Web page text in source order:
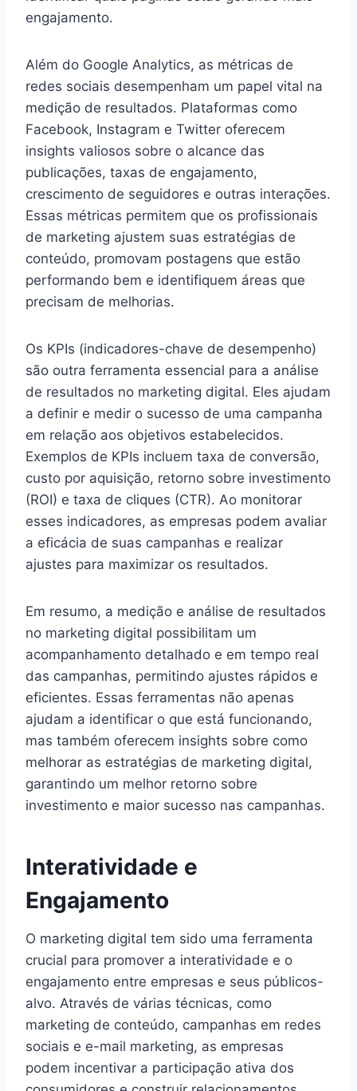
engajamento.
Além do Google Analytics, as métricas de
redes sociais desempenham um papel vital na
medição de resultados. Plataformas como
Facebook, Instagram e Twitter oferecem
insights valiosos sobre o alcance das
publicações, taxas de engajamento,
crescimento de seguidores e outras interações.
Essas métricas permitem que os profissionais
de marketing ajustem suas estratégias de
conteúdo, promovam postagens que estão
performando bem e identifiquem áreas que
precisam de melhorias.
Os KPIs (indicadores-chave de desempenho)
são outra ferramenta essencial para a análise
de resultados no marketing digital. Eles ajudam
a definir e medir o sucesso de uma campanha
em relação aos objetivos estabelecidos.
Exemplos de KPIs incluem taxa de conversão,
custo por aquisição, retorno sobre investimento
(ROI) e taxa de cliques (CTR). Ao monitorar
esses indicadores, as empresas podem avaliar
a eficácia de suas campanhas e realizar
ajustes para maximizar os resultados.
Em resumo, a medição e análise de resultados
no marketing digital possibilitam um
acompanhamento detalhado e em tempo real
das campanhas, permitindo ajustes rápidos e
eficientes. Essas ferramentas não apenas
ajudam a identificar o que está funcionando,
mas também oferecem insights sobre como
melhorar as estratégias de marketing digital,
garantindo um melhor retorno sobre
investimento e maior sucesso nas campanhas.
Interatividade e
Engajamento
O marketing digital tem sido uma ferramenta
crucial para promover a interatividade e o
engajamento entre empresas e seus públicos-
alvo. Através de várias técnicas, como
marketing de conteúdo, campanhas em redes
sociais e e-mail marketing, as empresas
podem incentivar a participação ativa dos